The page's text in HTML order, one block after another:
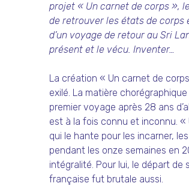
projet « Un carnet de corps »,
de retrouver les états de corps
d’un voyage de retour au Sri
présent et le vécu. Inventer…
La création « Un carnet de
exilé. La matière
premier voyage après 28 ans
est à la fois connu et inconnu.
qui le hante pour les incarner,
pendant les onze semaines en
intégralité. Pour lui, le départ de
française fut brutale aussi.